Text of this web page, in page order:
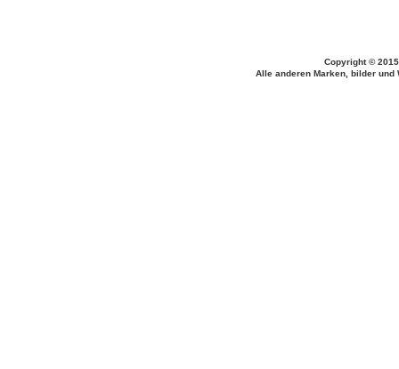
Copyright ©
Alle anderen Marken, bilder und